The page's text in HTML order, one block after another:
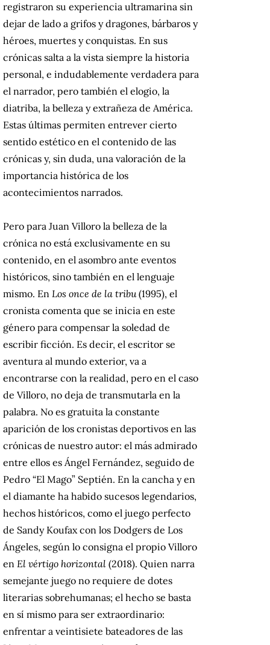
registraron su experiencia ultramarina sin
dejar de lado a grifos y dragones, bárbaros y
héroes, muertes y conquistas. En sus
crónicas salta a la vista siempre la historia
personal, e indudablemente verdadera para
el narrador, pero también el elogio, la
diatriba, la belleza y extrañeza de América.
Estas últimas permiten entrever cierto
sentido estético en el contenido de las
crónicas y, sin duda, una valoración de la
importancia histórica de los
acontecimientos narrados.
Pero para Juan Villoro la belleza de la
crónica no está exclusivamente en su
contenido, en el asombro ante eventos
históricos, sino también en el lenguaje
mismo. En Los once de la tribu(1995), el
cronista comenta que se inicia en este
género para compensar la soledad de
escribir ficción. Es decir, el escritor se
aventura al mundo exterior, va a
encontrarse con la realidad, pero en el caso
de Villoro, no deja de transmutarla en la
palabra. No es gratuita la constante
aparición de los cronistas deportivos en las
crónicas de nuestro autor: el más admirado
entre ellos es Ángel Fernández, seguido de
Pedro “El Mago” Septién. En la cancha y en
el diamante ha habido sucesos legendarios,
hechos históricos, como el juego perfecto
de Sandy Koufax con los Dodgers de Los
Ángeles, según lo consigna el propio Villoro
en El vértigo horizontal (2018). Quien narra
semejante juego no requiere de dotes
literarias sobrehumanas; el hecho se basta
en sí mismo para ser extraordinario:
enfrentar a veintisiete bateadores de las